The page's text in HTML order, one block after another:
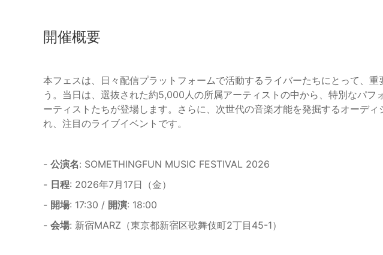
開催概要
本フェスは、日々配信プラットフォームで活動するライバーたちにとって、重
う。当日は、選抜された約5,000人の所属アーティストの中から、特別なパフ
ーティストたちが登場します。さらに、次世代の音楽才能を発掘するオーディ
れ、注目のライブイベントです。
- 公演名: SOMETHINGFUN MUSIC FESTIVAL 2026
- 日程: 2026年7月17日（金）
- 開場: 17:30 / 開演: 18:00
- 会場: 新宿MARZ（東京都新宿区歌舞伎町2丁目45-1）